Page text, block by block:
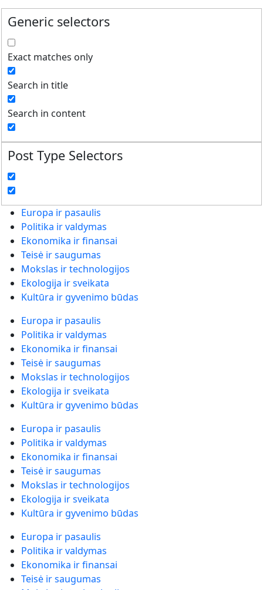
Generic selectors
Exact matches only
Search in title
Search in content
Post Type Selectors
Europa ir pasaulis
Politika ir valdymas
Ekonomika ir finansai
Teisė ir saugumas
Mokslas ir technologijos
Ekologija ir sveikata
Kultūra ir gyvenimo būdas
Europa ir pasaulis
Politika ir valdymas
Ekonomika ir finansai
Teisė ir saugumas
Mokslas ir technologijos
Ekologija ir sveikata
Kultūra ir gyvenimo būdas
Europa ir pasaulis
Politika ir valdymas
Ekonomika ir finansai
Teisė ir saugumas
Mokslas ir technologijos
Ekologija ir sveikata
Kultūra ir gyvenimo būdas
Europa ir pasaulis
Politika ir valdymas
Ekonomika ir finansai
Teisė ir saugumas